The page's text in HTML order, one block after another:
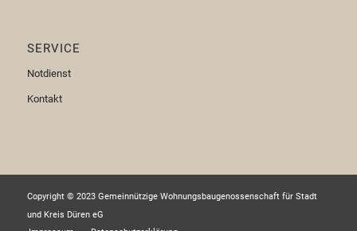
SERVICE
Notdienst
Kontakt
Copyright © 2023 Gemeinnützige Wohnungsbaugenossenschaft für Stadt
und Kreis Düren eG